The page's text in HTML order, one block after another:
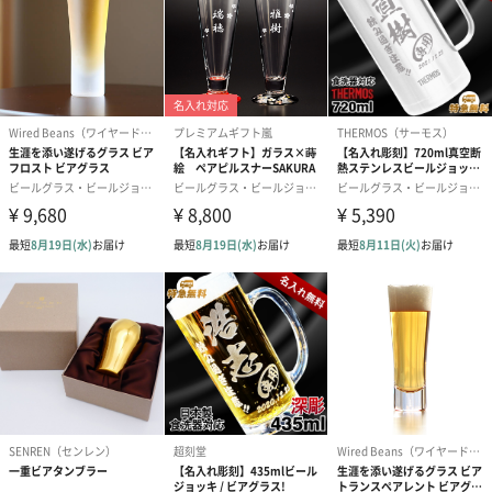
自然派塗装
ロハスコートとは、天然緑茶成分配合の塗料と、竹本来の持つフ
ィトンチッドの相乗効果で「大腸菌・黄色ブドウ球菌の抑制」を
実証した独自開発のコーティング技術です。
【RIVERET】の食器は全てこの新技術ロハスコートを実施し、よ
り安心・安全な天然素材食器を製造しております。
※全ての菌に対する抑制・永続的な効果を保証するものではあり
ません。
6層コーティング
陶器やガラス製食器と同様に普段使いとしてご使用いただけるよ
う、竹の内部まで浸透させる独自開発の6層コーティングを実施。
（食品衛生法適合塗料）